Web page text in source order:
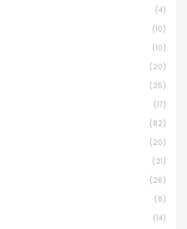
(4)
(10)
(10)
(20)
(25)
(17)
(82)
(20)
(21)
(26)
(8)
(14)